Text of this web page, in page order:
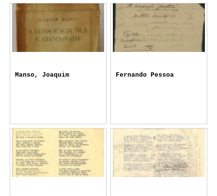
Manso, Joaquim Fernando Pessoa